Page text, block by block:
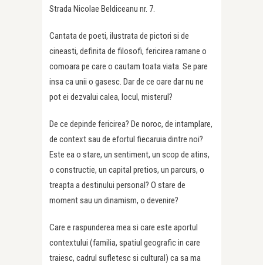
Strada Nicolae Beldiceanu nr. 7.
Cantata de poeti, ilustrata de pictori si de
cineasti, definita de filosofi, fericirea ramane o
comoara pe care o cautam toata viata. Se pare
insa ca unii o gasesc. Dar de ce oare dar nu ne
pot ei dezvalui calea, locul, misterul?
De ce depinde fericirea? De noroc, de intamplare,
de context sau de efortul fiecaruia dintre noi?
Este ea o stare, un sentiment, un scop de atins,
o constructie, un capital pretios, un parcurs, o
treapta a destinului personal? O stare de
moment sau un dinamism, o devenire?
Care e raspunderea mea si care este aportul
contextului (familia, spatiul geografic in care
traiesc, cadrul sufletesc si cultural) ca sa ma